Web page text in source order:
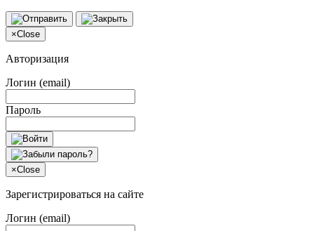
×Close
Авторизация
Логин (email)
Пароль
×Close
Зарегистрироваться на сайте
Логин (email)